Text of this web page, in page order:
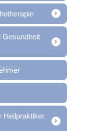
Gesundheit
Heilpraktiker